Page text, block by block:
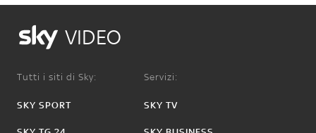
VIDEO
Tutti i siti di Sky:
SKY SPORT
Servizi:
SKY TV